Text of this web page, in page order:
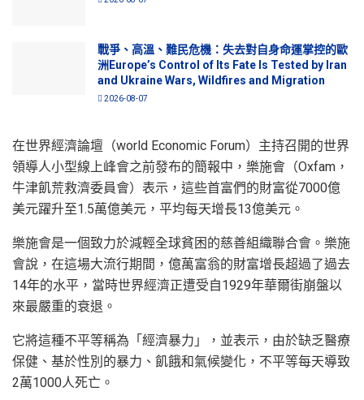
戰爭、高溫、難民危機：失去對自身命運掌控的歐
洲Europe’s Control of Its Fate Is Tested by Iran
and Ukraine Wars, Wildfires and Migration
2026-08-07
在世界經濟論壇（world Economic Forum）主持召開的世界
領導人小型線上峰會之前發布的簡報中，樂施會（Oxfam，
牛津飢荒救濟委員會）表示，這些首富們的財富從7000億
美元躍升至1.5萬億美元，平均每天增長13億美元。
樂施會是一個致力於減輕全球貧困的慈善組織聯合會。樂施
會說，在這場大流行期間，億萬富翁的財富增長超過了過去
14年的水平，當時世界經濟正遭受自1929年華爾街崩盤以
來最嚴重的衰退。
它將這種不平等稱為「經濟暴力」，並表示，由於缺乏醫療
保健、基於性別的暴力、飢餓和氣候變化，不平等每天導致
2萬1000人死亡。